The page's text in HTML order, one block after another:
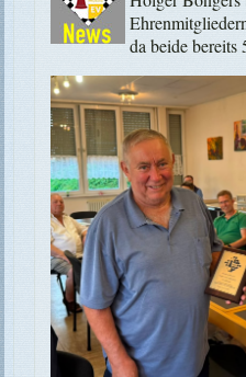
da beide bereits